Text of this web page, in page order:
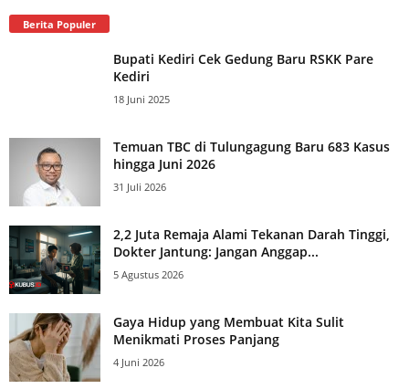
Berita Populer
Bupati Kediri Cek Gedung Baru RSKK Pare
Kediri
18 Juni 2025
Temuan TBC di Tulungagung Baru 683 Kasus
hingga Juni 2026
31 Juli 2026
2,2 Juta Remaja Alami Tekanan Darah Tinggi,
Dokter Jantung: Jangan Anggap...
5 Agustus 2026
Gaya Hidup yang Membuat Kita Sulit
Menikmati Proses Panjang
4 Juni 2026